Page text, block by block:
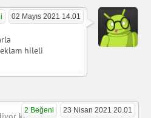
02 Mayıs 2021 14.01
hileli
23 Nisan 2021 20.01
2 Beğeni